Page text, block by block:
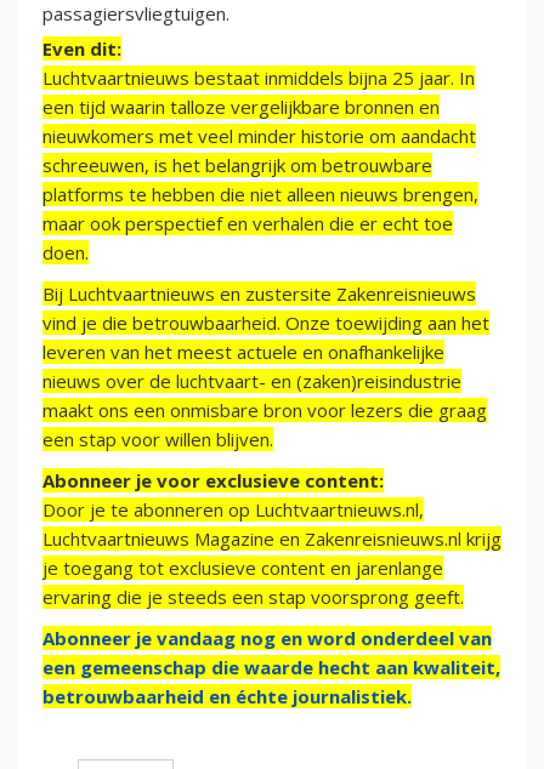
passagiersvliegtuigen.
Even dit:
Luchtvaartnieuws bestaat inmiddels bijna 25 jaar. In
een tijd waarin talloze vergelijkbare bronnen en
nieuwkomers met veel minder historie om aandacht
schreeuwen, is het belangrijk om betrouwbare
platforms te hebben die niet alleen nieuws brengen,
maar ook perspectief en verhalen die er echt toe
doen.
Bij Luchtvaartnieuws en zustersite Zakenreisnieuws
vind je die betrouwbaarheid. Onze toewijding aan het
leveren van het meest actuele en onafhankelijke
nieuws over de luchtvaart- en (zaken)reisindustrie
maakt ons een onmisbare bron voor lezers die graag
een stap voor willen blijven.
Abonneer je voor exclusieve content:
Door je te abonneren op Luchtvaartnieuws.nl,
Luchtvaartnieuws Magazine en Zakenreisnieuws.nl krijg
je toegang tot exclusieve content en jarenlange
ervaring die je steeds een stap voorsprong geeft.
Abonneer je vandaag nog en word onderdeel van
een gemeenschap die waarde hecht aan kwaliteit,
betrouwbaarheid en échte journalistiek.